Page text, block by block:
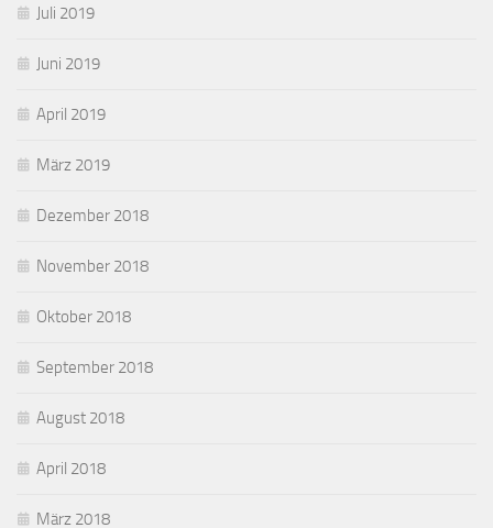
Juli 2019
Juni 2019
April 2019
März 2019
Dezember 2018
November 2018
Oktober 2018
September 2018
August 2018
April 2018
März 2018